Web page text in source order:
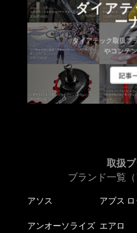
ダイア
ー
ダイアテック取扱ブ
やコンテ
記事
取扱
ブランド一覧（
アソス アブス ロ
アンオーソライズ エアロ